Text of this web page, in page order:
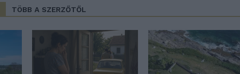
TÖBB A SZERZŐTŐL